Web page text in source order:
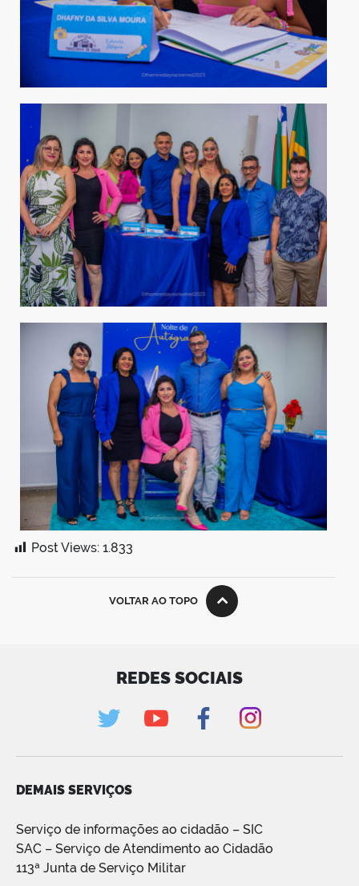
Post Views: 1.833
VOLTAR AO TOPO
REDES SOCIAIS
DEMAIS SERVIÇOS
Serviço de informações ao cidadão – SIC
SAC – Serviço de Atendimento ao Cidadão
113ª Junta de Serviço Militar